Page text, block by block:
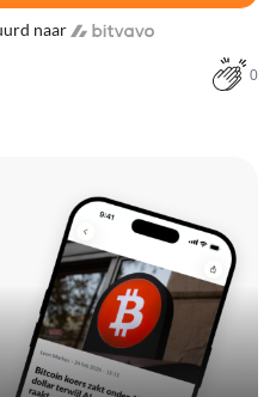
naar
0